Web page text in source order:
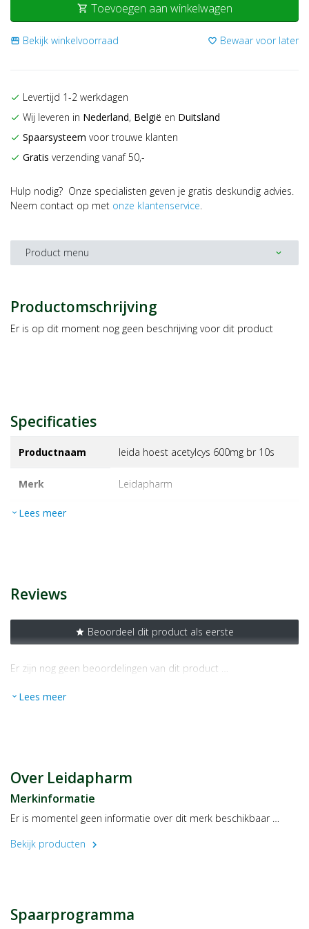
shopping_cart Toevoegen aan winkelwagen
storefront Bekijk winkelvoorraad favorite_border Bewaar voor later
check Levertijd 1-2 werkdagen
check Wij leveren in Nederland, België en Duitsland
check Spaarsysteem voor trouwe klanten
check Gratis verzending vanaf 50,-
Hulp nodig? Onze specialisten geven je gratis deskundig advies.
Neem contact op met onze klantenservice.
Product menu expand_more
Productomschrijving
Er is op dit moment nog geen beschrijving voor dit product
Specificaties
Productnaam leida hoest acetylcys 600mg br 10s
Merk leidapharm
EAN
expand_more Lees meer
Reviews
star Beoordeel dit product als eerste
Er zijn nog geen beoordelingen van dit product …
expand_more Lees meer
Over Leidapharm
Merkinformatie
Er is momentel geen informatie over dit merk beschikbaar …
Bekijk producten
chevron_right
Spaarprogramma